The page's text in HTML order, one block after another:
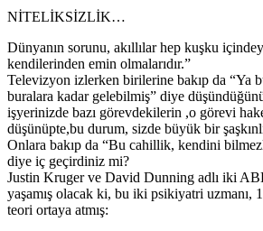
NİTELİKSİZLİK…
Dünyanın sorunu, akıllılar hep kuşku
kendilerinden emin olmalarıdır.”
Televizyon izlerken birilerine bakıp da “Ya
buralara kadar gelebilmiş” diye
işyerinizde bazı görevdekilerin ,o görevi
düşünüpte,bu durum, sizde büyük bir
Onlara bakıp da “Bu cahillik, kendini
diye iç geçirdiniz mi?
Justin Kruger ve David Dunning adlı iki
yaşamış olacak ki, bu iki psikiyatri uzmanı,
teori ortaya atmış: